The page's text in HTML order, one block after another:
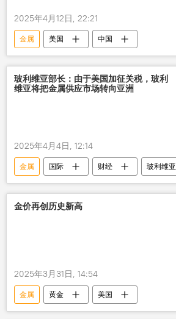
2025年4月12日, 22:21
金属 美国 中国
玻利维亚部长：由于美国加征关税，玻利
维亚将把金属供应市场转向亚洲
2025年4月4日, 12:14
金属 国际 财经
玻利维亚
美国
关税
金价再创历史新高
2025年3月31日, 14:54
金属 黄金 美国